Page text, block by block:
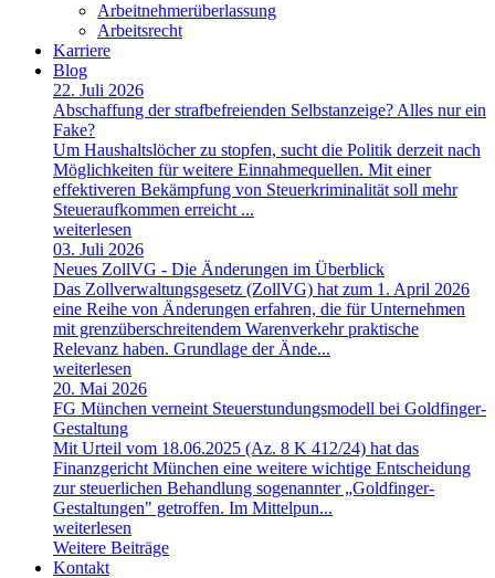
Arbeitnehmerüberlassung
Arbeitsrecht
Karriere
Blog
22. Juli 2026
Abschaffung der strafbefreienden Selbstanzeige? Alles nur ein
Fake?
Um Haushaltslöcher zu stopfen, sucht die Politik derzeit nach
Möglichkeiten für weitere Einnahmequellen. Mit einer
effektiveren Bekämpfung von Steuerkriminalität soll mehr
Steueraufkommen erreicht ...
weiterlesen
03. Juli 2026
Neues ZollVG - Die Änderungen im Überblick
Das Zollverwaltungsgesetz (ZollVG) hat zum 1. April 2026
eine Reihe von Änderungen erfahren, die für Unternehmen
mit grenzüberschreitendem Warenverkehr praktische
Relevanz haben. Grundlage der Ände...
weiterlesen
20. Mai 2026
FG München verneint Steuerstundungsmodell bei Goldfinger-
Gestaltung
Mit Urteil vom 18.06.2025 (Az. 8 K 412/24) hat das
Finanzgericht München eine weitere wichtige Entscheidung
zur steuerlichen Behandlung sogenannter „Goldfinger-
Gestaltungen" getroffen. Im Mittelpun...
weiterlesen
Weitere Beiträge
Kontakt